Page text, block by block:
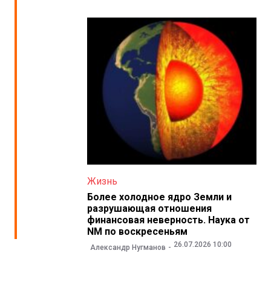
Жизнь
Более холодное ядро Земли и
разрушающая отношения
финансовая неверность. Наука от
NM по воскресеньям
Александр Нугманов 26.07.2026 10:00